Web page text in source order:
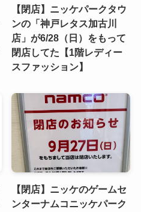
【閉店】ニッケパークタウ
ンの「神戸レタス加古川
店」が6/28（日）をもって
閉店してた【1階レディー
スファッション】
【閉店】ニッケのゲームセ
ンターナムコニッケパーク